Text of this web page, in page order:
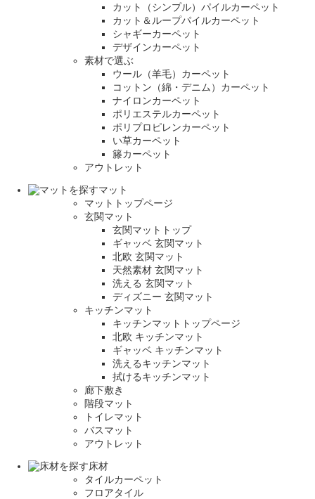
カット（シンプル）パイルカーペット
カット＆ループパイルカーペット
シャギーカーペット
デザインカーペット
素材で選ぶ
ウール（羊毛）カーペット
コットン（綿・デニム）カーペット
ナイロンカーペット
ポリエステルカーペット
ポリプロピレンカーペット
い草カーペット
籐カーペット
アウトレット
マット
マットトップページ
玄関マット
玄関マットトップ
ギャッベ 玄関マット
北欧 玄関マット
天然素材 玄関マット
洗える 玄関マット
ディズニー 玄関マット
キッチンマット
キッチンマットトップページ
北欧 キッチンマット
ギャッベ キッチンマット
洗えるキッチンマット
拭けるキッチンマット
廊下敷き
階段マット
トイレマット
バスマット
アウトレット
床材
タイルカーペット
フロアタイル